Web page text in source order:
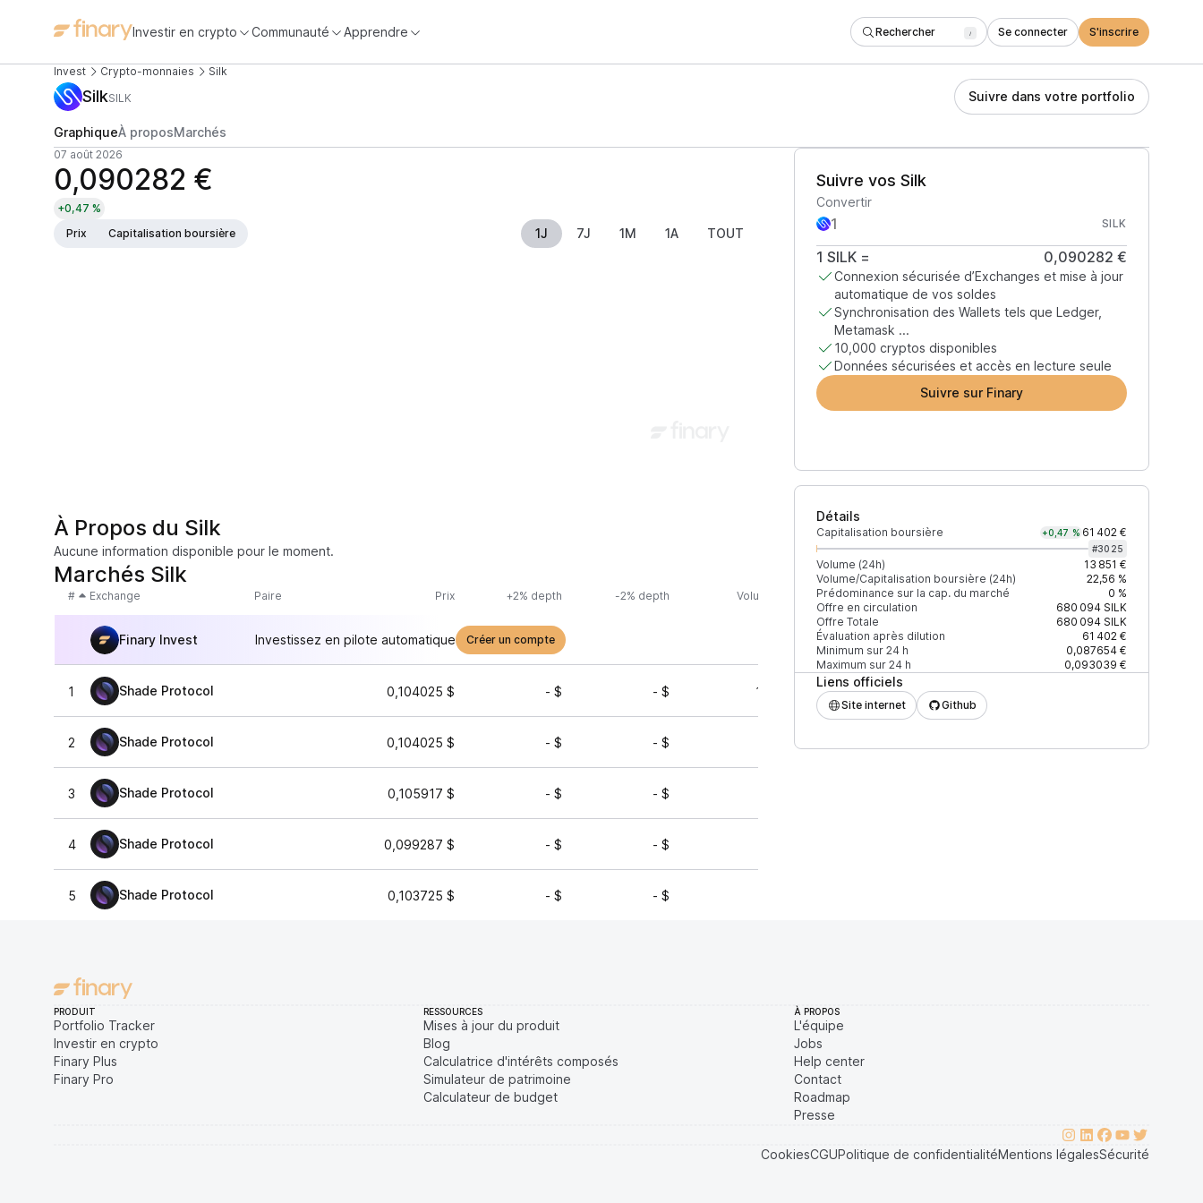
Investir en crypto Communauté Apprendre Rechercher / Se connecter S'inscrire
Invest Crypto-monnaies Silk
SilkSILK Suivre dans votre portfolio
GraphiqueÀ proposMarchés
07 août 2026
0,090282 €
+0,47 %
Prix
Capitalisation boursière 1J 7J 1M 1A TOUT
Suivre vos Silk
Convertir
SILK
1 SILK= 0,090282 €
Connexion sécurisée d’Exchanges et mise à jour
automatique de vos soldes
Synchronisation des Wallets tels que Ledger,
Metamask ...
10,000 cryptos disponibles
Données sécurisées et accès en lecture seule
Suivre sur Finary
Détails
Capitalisation boursière +0,47 % 61 402 €
#3025
Volume (24h)
13 851 €
Volume/Capitalisation boursière (24h)
22,56 %
Prédominance sur la cap. du marché
0 %
Offre en circulation
680 094SILK
Offre Totale
680 094SILK
Évaluation après dilution
61 402 €
Minimum sur 24 h
0,087654 €
Maximum sur 24 h
0,093039 €
Liens officiels
Site internet Github
À Propos du Silk
Aucune information disponible pour le moment.
Marchés Silk
# Exchange Paire Prix +2% depth -2% depth Volume (24h) % du volume Confiance Mis à jour
Finary Invest Investissez en pilote automatique Créer un compte
1 Shade Protocol 0,104025 $ - $ - $ 13 938 $ 87,33 % ÉLEVÉE
2 Shade Protocol 0,104025 $ - $ - $ 2 021 $
3 Shade Protocol 0,105917 $ - $ - $
4 Shade Protocol 0,099287 $ - $ - $
5 Shade Protocol 0,103725 $ - $ - $
PRODUIT
Portfolio Tracker
Investir en crypto
Finary Plus
Finary Pro
RESSOURCES
Mises à jour du produit
Blog
Calculatrice d'intérêts composés
Simulateur de patrimoine
Calculateur de budget
À PROPOS
L'équipe
Jobs
Help center
Contact
Roadmap
Presse
CookiesCGUPolitique de confidentialitéMentions légalesSécurité